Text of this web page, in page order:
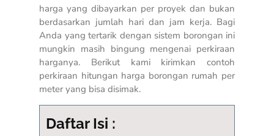
harga yang dibayarkan per proyek dan bukan
berdasarkan jumlah hari dan jam kerja. Bagi
Anda yang tertarik dengan sistem borongan ini
mungkin masih bingung mengenai perkiraan
harganya. Berikut kami kirimkan contoh
perkiraan hitungan harga borongan rumah per
meter yang bisa disimak.
Daftar Isi :